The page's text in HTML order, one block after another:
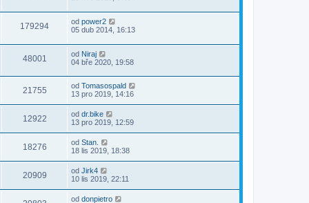
179294 od power2
05 dub 2014, 16:13
48001 od Niraj
04 bře 2020, 19:58
21755 od Tomasospald
13 pro 2019, 14:16
12922 od dr.bike
13 pro 2019, 12:59
18276 od Stan.
18 lis 2019, 18:38
20909 od Jirk4
10 lis 2019, 22:11
od donpietro